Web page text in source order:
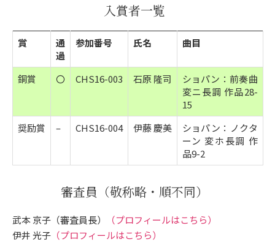
入賞者一覧
賞
通
過
参加番号 氏名 曲目
銅賞 〇 CHS16-003 石原 隆司
ショパン：前奏曲
変ニ長調 作品28-
15
奨励賞
– CHS16-004 伊藤 慶美
ショパン：ノクタ
ーン 変ホ長調 作
品9-2
審査員（敬称略・順不同）
武本 京子（審査員長）
（プロフィールはこちら）
伊井 光子（プロフィールはこちら）